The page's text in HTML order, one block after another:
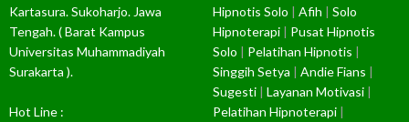
Kartasura. Sukoharjo. Jawa
Tengah. ( Barat Kampus
Universitas Muhammadiyah
Surakarta ).
Hot Line :
Hipnotis Solo |Afih |Solo
Hipnoterapi | Pusat Hipnotis
Solo | Pelatihan Hipnotis |
Singgih Setya |Andie Fians |
Sugesti |Layanan Motivasi |
Pelatihan Hipnoterapi |